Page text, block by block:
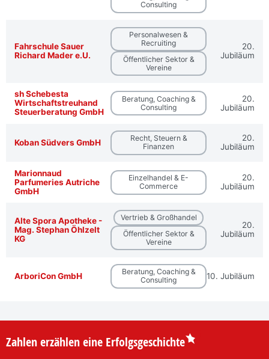
Consulting
Fahrschule Sauer
Richard Mader e.U.
Personalwesen &
Recruiting
Öffentlicher Sektor &
Vereine
20.
Jubiläum
sh Schebesta
Wirtschaftstreuhand
Steuerberatung GmbH
Beratung, Coaching &
Consulting
20.
Jubiläum
Koban Südvers GmbH
Recht, Steuern &
Finanzen
20.
Jubiläum
Marionnaud
Parfumeries Autriche
GmbH
Einzelhandel & E-
Commerce
20.
Jubiläum
Alte Spora Apotheke -
Mag. Stephan Öhlzelt
KG
Vertrieb & Großhandel
Öffentlicher Sektor &
Vereine
20.
Jubiläum
ArboriCon GmbH
Beratung, Coaching &
Consulting
10. Jubiläum
Zahlen erzählen eine Erfolgsgeschichte